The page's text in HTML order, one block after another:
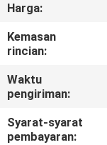
KONTROL
KUALITAS
HUBUNGI
KAMI
Harga:
Kemasan
rincian:
Waktu
pengiriman:
Syarat-syarat
pembayaran: